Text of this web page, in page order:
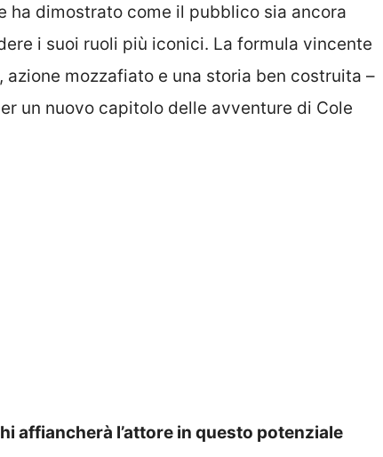
ha dimostrato come il pubblico sia ancora
i suoi ruoli più iconici. La formula vincente
azione mozzafiato e una storia ben costruita –
un nuovo capitolo delle avventure di Cole
affiancherà l’attore in questo potenziale